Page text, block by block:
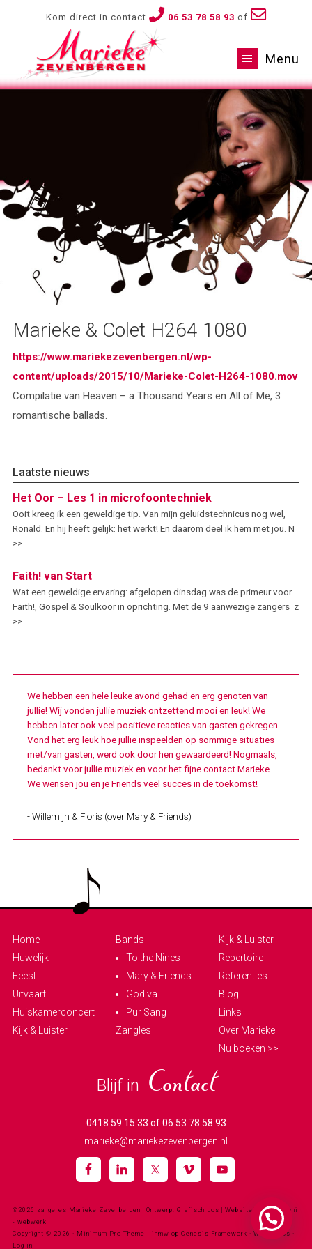
Kom direct in contact 06 53 78 58 93 of
Menu
Marieke & Colet H264 1080
https://www.mariekezevenbergen.nl/wp-
content/uploads/2015/10/Marieke-Colet-H264-1080.mov
Compilatie van Heaven – a Thousand Years en All of Me, 3
romantische ballads.
Laatste nieuws
Het Oor – Les 1 in microfoontechniek
Ooit kreeg ik een geweldige tip. Van mijn geluidstechnicus nog wel,
Ronald. En hij heeft gelijk: het werkt! En daarom deel ik hem met jou. N
>>
Faith! van Start
Wat een geweldige ervaring: afgelopen dinsdag was de primeur voor
Faith!, Gospel & Soulkoor in oprichting. Met de 9 aanwezige zangers z
>>
We hebben een hele leuke avond gehad en erg genoten van
jullie! Wij vonden jullie muziek ontzettend mooi en leuk! We
hebben later ook veel positieve reacties van gasten gekregen.
Vond het erg leuk hoe jullie inspeelden op sommige situaties
met/van gasten, werd ook door hen gewaardeerd! Nogmaals,
bedankt voor jullie muziek en voor het fijne contact Marieke.
We wensen jou en je Friends veel succes in de toekomst!
- Willemijn & Floris (over Mary & Friends)
Home
Huwelijk
Feest
Uitvaart
Huiskamerconcert
Kijk & Luister
Bands
To the Nines
Mary & Friends
Godiva
Pur Sang
Zangles
Kijk & Luister
Repertoire
Referenties
Blog
Links
Over Marieke
Nu boeken >>
Blijf in Contact
0418 59 15 33 of 06 53 78 58 93
marieke@mariekezevenbergen.nl
©2026 zangeres Marieke Zevenbergen | Ontwerp: Grafisch Los | Websitebouw:halfjuni
- webwerk
Copyright © 2026 · Minimum Pro Theme - ihmw op Genesis Framework · WordPress ·
Log in